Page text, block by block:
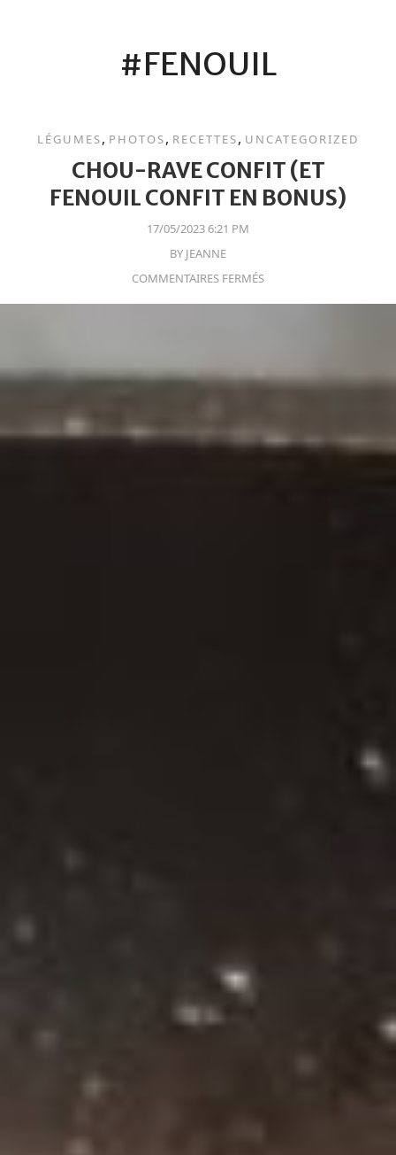
#FENOUIL
LÉGUMES, PHOTOS, RECETTES, UNCATEGORIZED
CHOU-RAVE CONFIT (ET
FENOUIL CONFIT EN BONUS)
17/05/2023 6:21 PM
BY JEANNE
COMMENTAIRES FERMÉS